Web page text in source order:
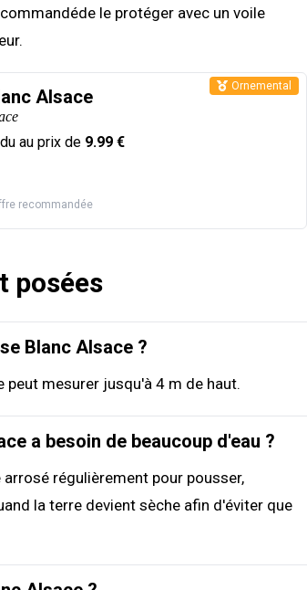
le protéger avec un voile
Alsace
au prix de 9.99 €
recommandée
Ornemental
posées
Blanc Alsace ?
peut mesurer jusqu'à 4 m de haut.
a besoin de beaucoup d'eau ?
régulièrement pour pousser,
la terre devient sèche afin d'éviter que